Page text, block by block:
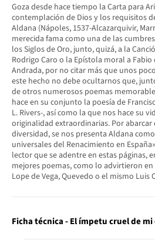
Goza desde hace tiempo la Carta para
contemplación de Dios y los requisitos
Aldana (Nápoles, 1537-Alcazarquivir,
merecida fama como una de las
los Siglos de Oro, junto, quizá, a la
Rodrigo Caro o la Epístola moral a
Andrada, por no citar más que unos
este hecho no debe ocultarnos que,
de otros numerosos poemas
hace en su conjunto la poesía de
L. Rivers-, así como la que nos hace su
originalidad extraordinarias. Por
diversidad, se nos presenta Aldana
universales del Renacimiento en
lector que se adentre en estas páginas,
mejores poemas, como lo advirtieron
Lope de Vega, Quevedo o el mismo Luis
Ficha técnica - El ímpetu cruel de